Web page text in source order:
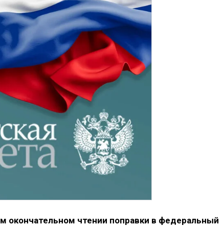
окончательном чтении поправки в федеральный